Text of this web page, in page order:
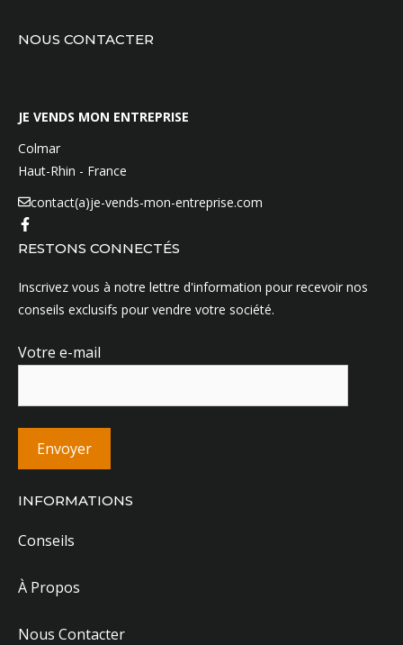
NOUS CONTACTER
JE VENDS MON ENTREPRISE
Colmar
Haut-Rhin - France
contact(a)je-vends-mon-entreprise.com
RESTONS CONNECTÉS
Inscrivez vous à notre lettre d'information pour recevoir nos
conseils exclusifs pour vendre votre société.
Votre e-mail
INFORMATIONS
Conseils
À Propos
Nous Contacter